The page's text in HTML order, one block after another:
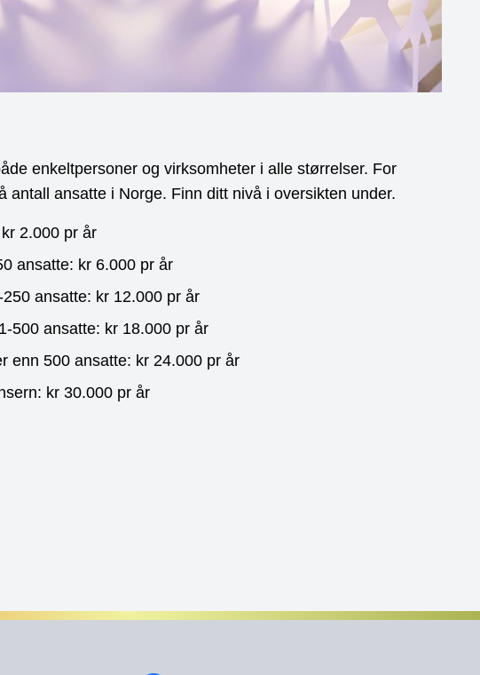
enkeltpersoner og virksomheter i alle størrelser. For
antall ansatte i Norge. Finn ditt nivå i oversikten under.
2.000 pr år
ansatte: kr 6.000 pr år
ansatte: kr 12.000 pr år
500 ansatte: kr 18.000 pr år
enn 500 ansatte: kr 24.000 pr år
kr 30.000 pr år